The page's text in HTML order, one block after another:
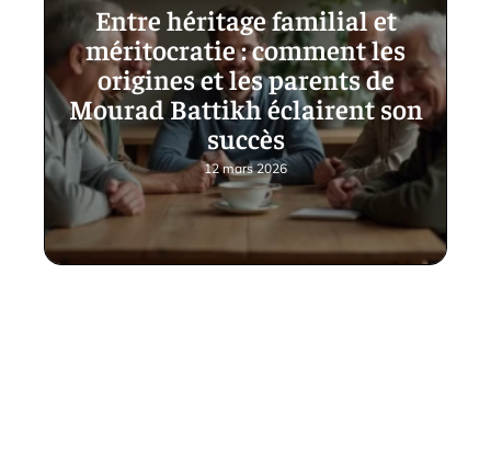
Entre héritage familial et
méritocratie : comment les
origines et les parents de
Mourad Battikh éclairent son
succès
12 mars 2026